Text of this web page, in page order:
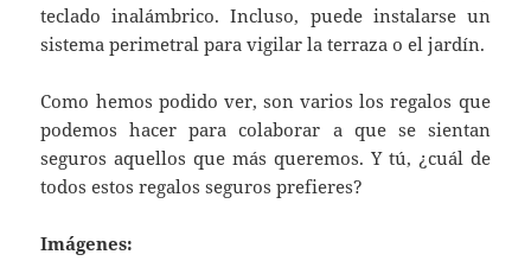
teclado inalámbrico. Incluso, puede instalarse un
sistema perimetral para vigilar la terraza o el jardín.
Como hemos podido ver, son varios los regalos que
podemos hacer para colaborar a que se sientan
seguros aquellos que más queremos. Y tú, ¿cuál de
todos estos regalos seguros prefieres?
Imágenes: